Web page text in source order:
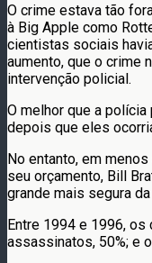
O crime estava tão
à Big Apple como
cientistas sociais
aumento, que o crime
intervenção policial.
O melhor que a
depois que eles
No entanto, em
seu orçamento, Bill
grande mais segura da
Entre 1994 e 1996, os
assassinatos, 50%; e